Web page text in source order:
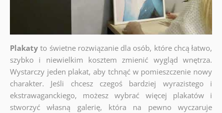
Plakaty to świetne rozwiązanie dla osób, które chcą łatwo,
szybko i niewielkim kosztem zmienić wygląd wnętrza.
Wystarczy jeden plakat, aby tchnąć w pomieszczenie nowy
charakter. Jeśli chcesz czegoś bardziej wyrazistego i
ekstrawaganckiego, możesz wybrać więcej plakatów i
stworzyć własną galerię, która na pewno wyczaruje